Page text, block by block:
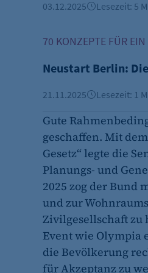
fe_typo_user
Cookie Consent
Cookie Laufzeit:
03.12.2025 Lesezeit: 5
70 KONZEPTE FÜR
Neustart Berlin:
21.11.2025 Lesezeit: 1
Gute
geschaffen. Mit
Gesetz“ legte die
Planungs- und
2025 zog der Bund
und zur
Zivilgesellschaft zu
Event wie Olympia
die Bevölkerung
für Akzeptanz zu